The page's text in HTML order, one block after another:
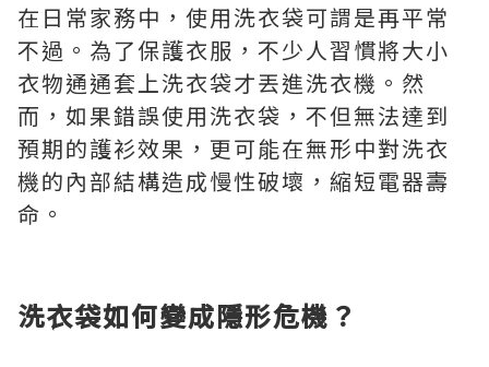
在日常家務中，使用洗衣袋可謂是再平常
不過。為了保護衣服，不少人習慣將大小
衣物通通套上洗衣袋才丟進洗衣機。然
而，如果錯誤使用洗衣袋，不但無法達到
預期的護衫效果，更可能在無形中對洗衣
機的內部結構造成慢性破壞，縮短電器壽
命。
洗衣袋如何變成隱形危機？